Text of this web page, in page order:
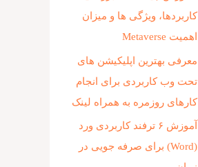
کاربردها، ویژگی ها و میزان
اهمیت Metaverse
معرفی بهترین اپلیکیشن های
تحت وب کاربردی برای انجام
کارهای روزمره به همراه لینک
آموزش ۶ ترفند کاربردی ورد
(Word) برای صرفه جویی در